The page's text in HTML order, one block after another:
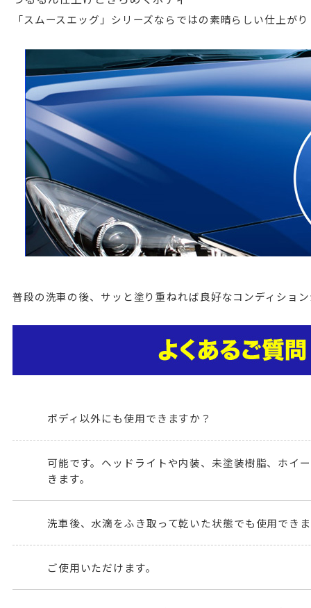
「スムースエッグ」シリーズならではの素晴らしい仕上が
普段の洗車の後、サッと塗り重ねれば良好なコンディショ
ボディ以外にも使用できますか？
可能です。ヘッドライトや内装、未塗装樹脂、ホイ
きます。
洗車後、水滴をふき取って乾いた状態でも使用でき
ご使用いただけます。